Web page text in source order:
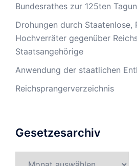
Bundesrathes zur 125ten
Drohungen durch Staatenlose,
Hochverräter gegenüber
Staatsangehörige
Anwendung der staatlichen
Reichsprangerverzeichnis
Gesetzesarchiv